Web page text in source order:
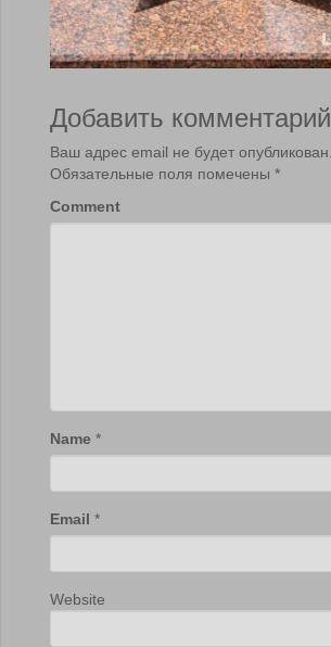
Добавить комментарий
Ваш адрес email не будет опубликован.
Обязательные поля помечены *
Comment
Name *
Email *
Website